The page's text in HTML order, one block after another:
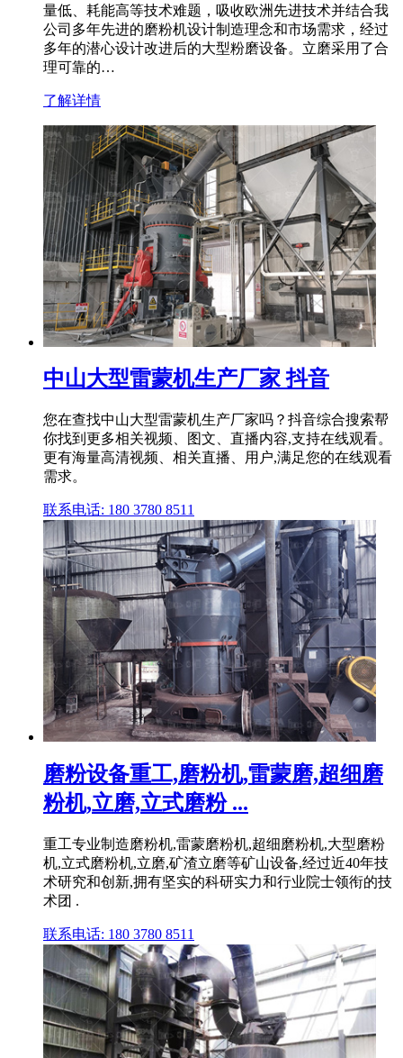
量低、耗能高等技术难题，吸收欧洲先进技术并结合我
公司多年先进的磨粉机设计制造理念和市场需求，经过
多年的潜心设计改进后的大型粉磨设备。立磨采用了合
理可靠的…
了解详情
中山大型雷蒙机生产厂家 抖音
您在查找中山大型雷蒙机生产厂家吗？抖音综合搜索帮
你找到更多相关视频、图文、直播内容,支持在线观看。
更有海量高清视频、相关直播、用户,满足您的在线观看
需求。
联系电话: 180 3780 8511
磨粉设备重工,磨粉机,雷蒙磨,超细磨
粉机,立磨,立式磨粉 ...
重工专业制造磨粉机,雷蒙磨粉机,超细磨粉机,大型磨粉
机,立式磨粉机,立磨,矿渣立磨等矿山设备,经过近40年技
术研究和创新,拥有坚实的科研实力和行业院士领衔的技
术团 .
联系电话: 180 3780 8511